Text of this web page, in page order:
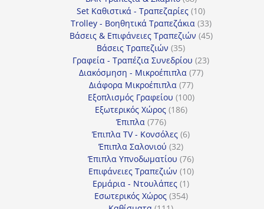
προϊόντα
Set Καθιστικά - Τραπεζαρίες 1010
προϊόντα
Trolley - Βοηθητικά Τραπεζάκια 3333
προϊόντα
Βάσεις & Επιφάνειες Τραπεζιών 4545
Βάσεις Τραπεζιών 3535
προϊόντα
Γραφεία - Τραπέζια Συνεδρίου 2323
Διακόσμηση - Μικροέπιπλα 7777
Διάφορα Μικροέπιπλα 7777
προϊόντα
Εξοπλισμός Γραφείου 100100
Εξωτερικός Χώρος 186186
Έπιπλα 776776
προϊόντα
Έπιπλα TV - Κονσόλες 66
Έπιπλα Σαλονιού 3232
προϊόντα
Έπιπλα Υπνοδωματίου 7676
προϊόντα
Επιφάνειες Τραπεζιών 1010
Ερμάρια - Ντουλάπες 11
προϊόν
Εσωτερικός Χώρος 354354